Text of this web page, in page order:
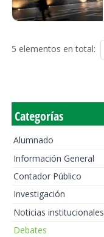
5 elementos en total:
Categorías
Alumnado
Información General
Contador Público
Investigación
Noticias institucionales
Debates